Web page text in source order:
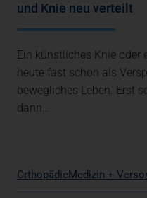
und Knie neu verteilt
Ein künstliches Knie oder
heute fast schon als
bewegliches Leben. Erst
dann…
OrthopädieMedizin +